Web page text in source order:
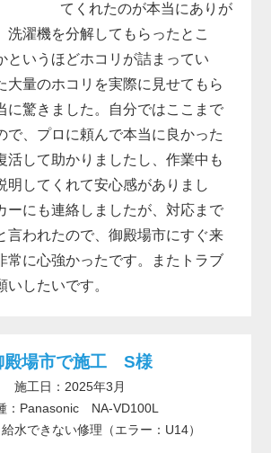
てくれたのが本当にありが
洗濯機を分解してもらったとこ
というほどホコリが詰まってい
大量のホコリを実際に見せてもら
に驚きました。自分ではここまで
で、プロに頼んで本当に良かった
活して助かりましたし、作業中も
明してくれて安心感がありまし
ーにも連絡しましたが、対応まで
言われたので、御殿場市にすぐ来
常に心強かったです。またトラブ
いしたいです。
殿場市で施工 S様
施工日：2025年3月
：Panasonic NA-VD100L
水できない修理（エラー：U14）